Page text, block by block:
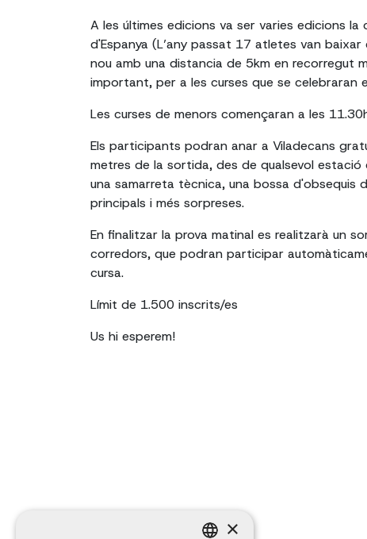
A les últimes edicions va ser varies edicions la
d'Espanya (L’any passat 17 atletes van
nou amb una distancia de 5km en recorregut
important, per a les curses que se celebraran
Les curses de menors començaran a les
Els participants podran anar a Viladecans
metres de la sortida, des de qualsevol
una samarreta tècnica, una bossa d'obsequis
principals i més sorpreses.
En finalitzar la prova matinal es realitzarà un
corredors, que podran participar
cursa.
Límit de 1.500 inscrits/es
Us hi esperem!
×